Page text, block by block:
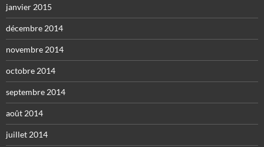
janvier 2015
décembre 2014
novembre 2014
octobre 2014
septembre 2014
août 2014
juillet 2014